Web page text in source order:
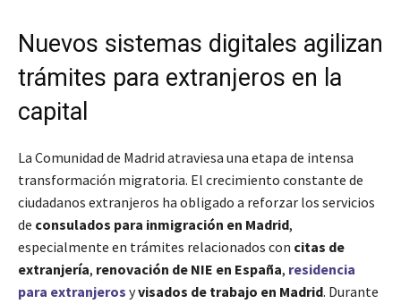
Nuevos sistemas digitales agilizan
trámites para extranjeros en la
capital
La Comunidad de Madrid atraviesa una etapa de intensa
transformación migratoria. El crecimiento constante de
ciudadanos extranjeros ha obligado a reforzar los servicios
de consulados para inmigración en Madrid,
especialmente en trámites relacionados con citas de
extranjería, renovación de NIE en España, residencia
para extranjeros yvisados de trabajo en Madrid. Durante